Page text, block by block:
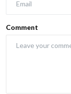
Comment